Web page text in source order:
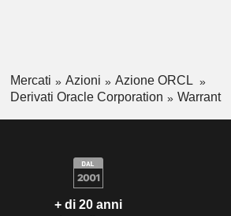
Mercati Azioni
Azione ORCL
Derivati Oracle Corporation
Warrant
+ di 20 anni